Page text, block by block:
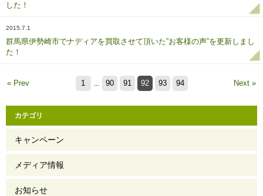
した！
2015.7.1
群馬県伊勢崎市でナディアを買取させて頂いた”お客様の声”を更新しまし
た！
« Prev 1 ... 90 91 92 93 94 Next »
カテゴリ
キャンペーン
メディア情報
お知らせ